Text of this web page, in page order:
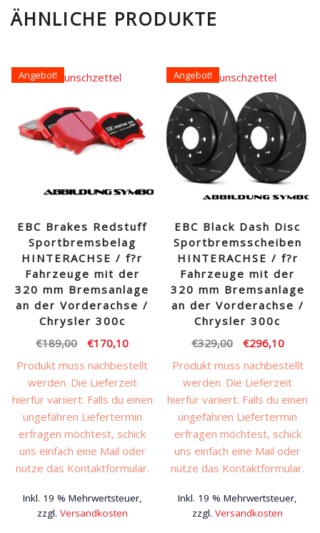
ÄHNLICHE PRODUKTE
Angebot!
EBC Brakes Redstuff
Sportbremsbelag
HINTERACHSE / f?r
Fahrzeuge mit der
320 mm Bremsanlage
an der Vorderachse /
Chrysler 300c
€189,00
Ursprünglicher
Preis
war:
€189,00
€170,10Aktueller
Preis
ist:
€170,10.
Produkt muss nachbestellt
werden. Die Lieferzeit
hierfür variiert. Falls du einen
ungefähren Liefertermin
erfragen möchtest, schick
uns einfach eine Mail oder
nutze das Kontaktformular.
Inkl. 19 % Mehrwertsteuer,
zzgl. Versandkosten
Auf den Wunschzettel Angebot!
EBC Black Dash Disc
Sportbremsscheiben
HINTERACHSE / f?r
Fahrzeuge mit der
320 mm Bremsanlage
an der Vorderachse /
Chrysler 300c
€329,00
Ursprünglicher
Preis
war:
€329,00
€296,10
Preis
ist:
Produkt muss nachbestellt
werden. Die Lieferzeit
hierfür variiert. Falls du einen
ungefähren Liefertermin
erfragen möchtest, schick
uns einfach eine Mail oder
nutze das Kontaktformular.
Inkl. 19 % Mehrwertsteuer,
zzgl.Versandkosten
Auf den Wunschzettel